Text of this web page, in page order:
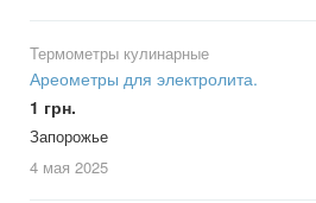
Термометры кулинарные
Ареометры для электролита.
1 грн.
Запорожье
4 мая 2025